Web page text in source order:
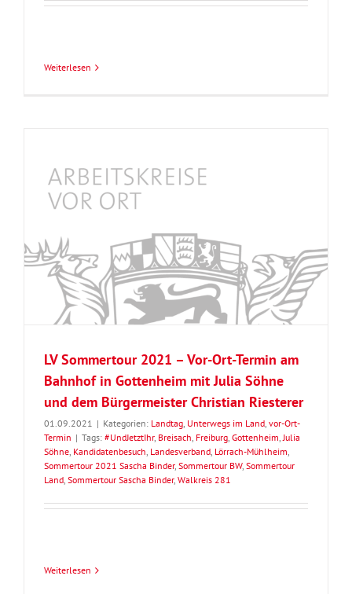
Weiterlesen
LV Sommertour 2021 – Vor-Ort-Termin am
Bahnhof in Gottenheim mit Julia Söhne
und dem Bürgermeister Christian Riesterer
01.09.2021 | Kategorien: Landtag, Unterwegs im Land, vor-Ort-
Termin | Tags: #UndJetztIhr, Breisach, Freiburg, Gottenheim,Julia
Söhne, Kandidatenbesuch, Landesverband, Lörrach-Mühlheim,
Sommertour 2021 Sascha Binder, Sommertour BW, Sommertour
Land, Sommertour Sascha Binder, Walkreis 281
Weiterlesen